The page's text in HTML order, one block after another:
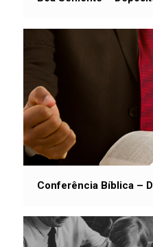
Conferência Bíblica –